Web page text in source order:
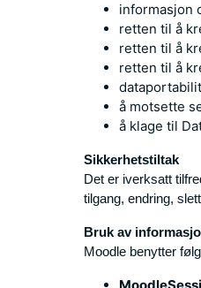
informasjon
retten til å
retten til å
retten til å
å motsette
å klage til
Sikkerhetstiltak
Det er iverksatt
tilgang, endring,
Bruk av
Moodle benytter